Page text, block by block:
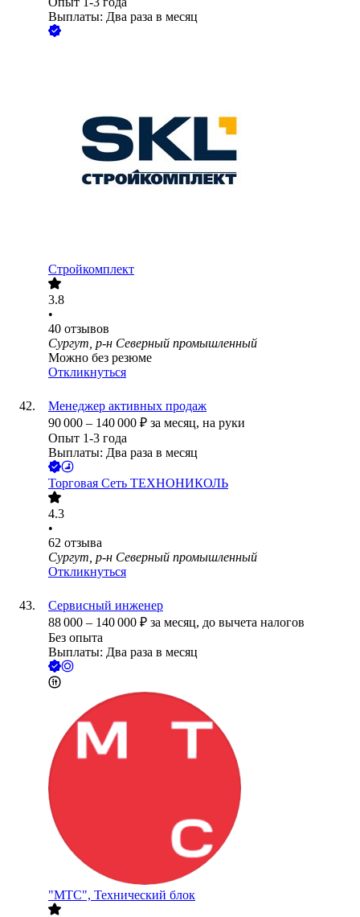
Выплаты: Два раза в месяц
Стройкомплект
3.8
•
40 отзывов
Сургут, р-н Северный промышленный
Можно без резюме
Откликнуться
Менеджер активных продаж
90 000 – 140 000 ₽ за месяц, на руки
Опыт 1-3 года
Выплаты: Два раза в месяц
Торговая Сеть ТЕХНОНИКОЛЬ
4.3
•
62 отзыва
Сургут, р-н Северный промышленный
Откликнуться
Сервисный инженер
88 000 – 140 000 ₽ за месяц, до вычета налогов
Без опыта
Выплаты: Два раза в месяц
"МТС", Технический блок